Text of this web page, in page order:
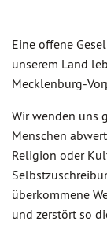
Eine offene
unserem Land
Mecklenburg-
Wir wenden uns
Menschen
Religion oder
überkommene
und zerstört so